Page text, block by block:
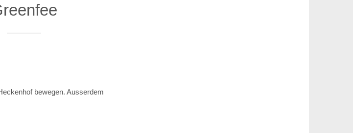
bewegen. Ausserdem